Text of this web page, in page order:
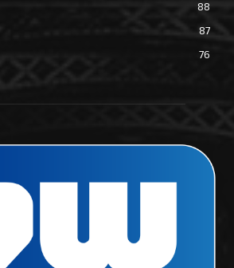
88
87
76